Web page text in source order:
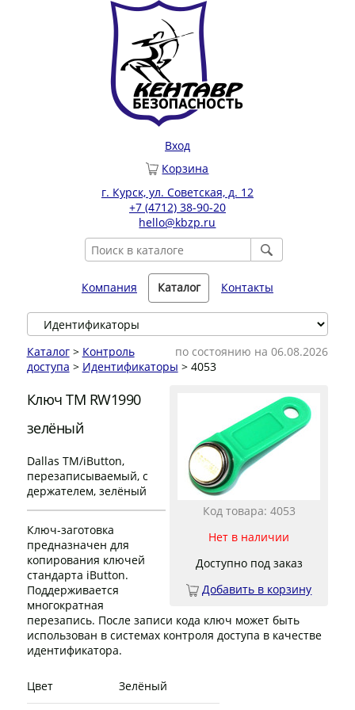
Вход
Корзина
г. Курск, ул. Советская, д. 12
+7 (4712) 38-90-20
hello@kbzp.ru
Компания Каталог Контакты
по состоянию на 06.08.2026
Каталог> Контроль
доступа > Идентификаторы > 4053
Код товара: 4053
Нет в наличии
Доступно под заказ
Добавить в корзину
Ключ TM RW1990
зелёный
Dallas TM/iButton,
перезаписываемый, с
держателем, зелёный
Ключ-заготовка
предназначен для
копирования ключей
стандарта iButton.
Поддерживается
многократная
перезапись. После записи кода ключ может быть
использован в системах контроля доступа в качестве
идентификатора.
Цвет Зелёный